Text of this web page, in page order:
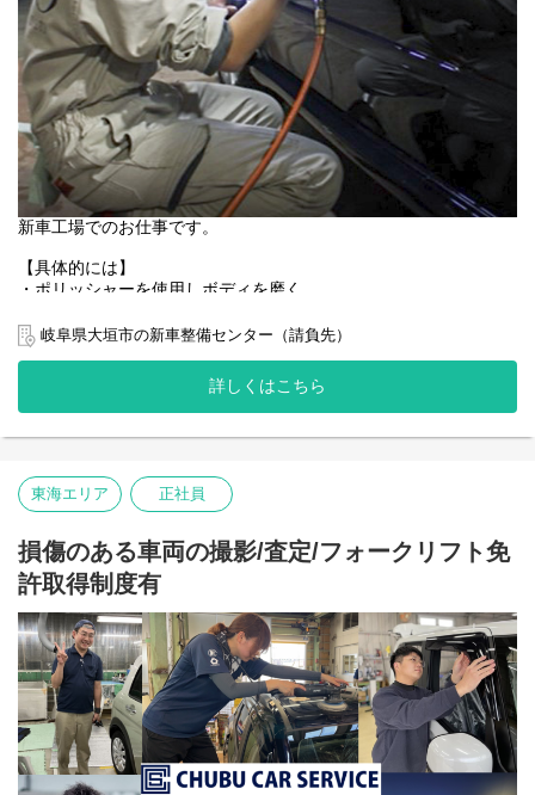
新車工場でのお仕事です。
【具体的には】
・ポリッシャーを使用しボディを磨く
汚れや傷等がついている場合があります。
そのため、ボディを磨きコーティング剤を塗り完成です。
先輩スタッフが丁寧に教えてくれるので大丈夫！
手に職をつけられるやりがいのあるお仕事です。
創業55年以上、また現在も事業拡大中。
安定企業で働くことができます。
その他複数の業務も行っているので
幅広く知識を身に着けることも可能。
まずはお気軽にご応募ください。
※他エリアへ転勤の可能性あり！
気分転換に知らない土地に行ってみたい！
という方にもお勧めです◎
岐阜県大垣市の新車整備センター（請負先）
詳しくはこちら
東海エリア 正社員
損傷のある車両の撮影/査定/フォークリフト免
許取得制度有